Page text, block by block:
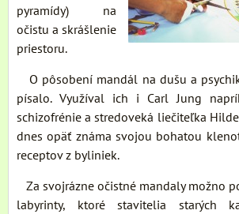
pyramídy) na
očistu a skrášlenie
priestoru.
O pôsobení mandál na dušu a
písalo. Využíval ich i Carl Jung
schizofrénie a stredoveká liečiteľka
dnes opäť známa svojou bohatou
receptov z byliniek.
Za svojrázne očistné mandaly možno
labyrinty, ktoré stavitelia starých